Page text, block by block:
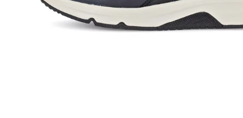
Taschen